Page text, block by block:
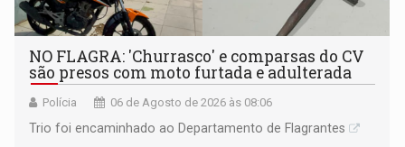
NO FLAGRA: 'Churrasco' e comparsas do CV
são presos com moto furtada e adulterada
Polícia 06 de Agosto de 2026 às 08:06
Trio foi encaminhado ao Departamento de Flagrantes